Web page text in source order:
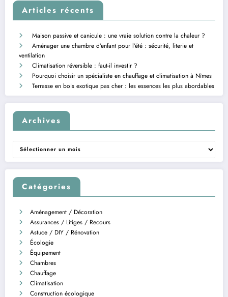
Articles récents
Maison passive et canicule : une vraie solution contre la chaleur ?
Aménager une chambre d’enfant pour l’été : sécurité, literie et
ventilation
Climatisation réversible : faut-il investir ?
Pourquoi choisir un spécialiste en chauffage et climatisation à Nîmes
Terrasse en bois exotique pas cher : les essences les plus abordables
Archives
Archives
Catégories
Aménagement / Décoration
Assurances / Litiges / Recours
Astuce / DIY / Rénovation
Écologie
Équipement
Chambres
Chauffage
Climatisation
Construction écologique